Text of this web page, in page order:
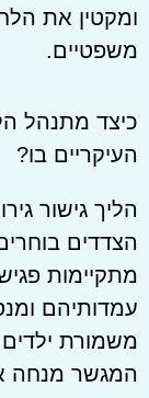
ומקטין את
משפטיים.
כיצד מתנהל
העיקריים בו?
הליך גישור
הצדדים
מתקיימות
עמדותיהם
משמורת
המגשר מנחה